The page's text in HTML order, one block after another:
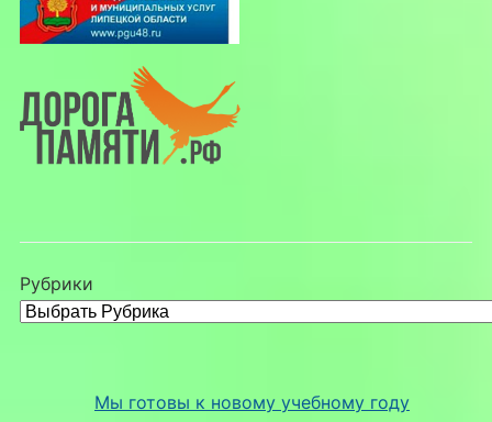
Рубрики
Мы готовы к новому учебному году